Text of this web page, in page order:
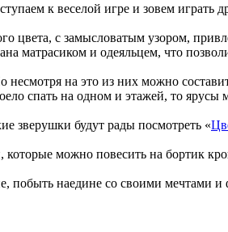
к веселой игре и зовем играть
цвета, с замысловатым узором,
матрасиком и одеяльцем, что
на это из них можно
спать на одном и этажей, то ярусы
зверушки будут рады посмотреть «
которые можно повесить на бортик
наедине со своими мечтами и